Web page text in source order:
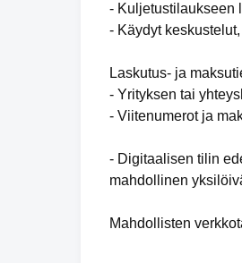
- Kuljetustilaukseen
- Käydyt
Laskutus- ja
- Yrityksen tai
- Viitenumerot ja
- Digitaalisen tilin
mahdollinen
Mahdollisten